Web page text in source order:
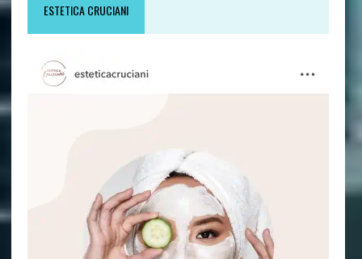
ESTETICA CRUCIANI